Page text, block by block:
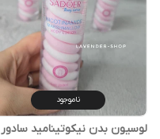
ناموجود
لوسیون بدن نیکوتینامید سادور